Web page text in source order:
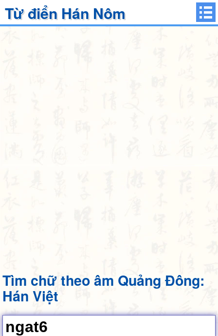
Từ điển Hán Nôm
Tìm chữ theo âm Quảng Đông:
Hán Việt